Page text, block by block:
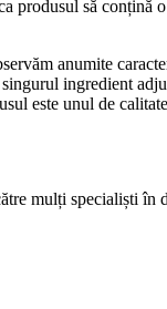
produsul să conțină
anumite
ingredient
este unul de
mulți specialiști